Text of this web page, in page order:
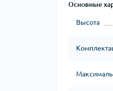
Основные
Высота